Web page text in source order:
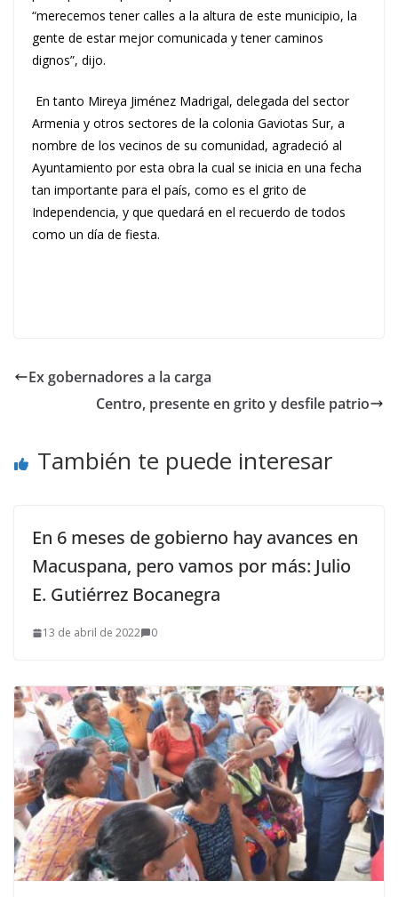
“merecemos tener calles a la altura de este municipio, la
gente de estar mejor comunicada y tener caminos
dignos”, dijo.
En tanto Mireya Jiménez Madrigal, delegada del sector
Armenia y otros sectores de la colonia Gaviotas Sur, a
nombre de los vecinos de su comunidad, agradeció al
Ayuntamiento por esta obra la cual se inicia en una fecha
tan importante para el país, como es el grito de
Independencia, y que quedará en el recuerdo de todos
como un día de fiesta.
Ex gobernadores a la carga
Centro, presente en grito y desfile patrio
También te puede interesar
En 6 meses de gobierno hay avances en
Macuspana, pero vamos por más: Julio
E. Gutiérrez Bocanegra
13 de abril de 2022 0